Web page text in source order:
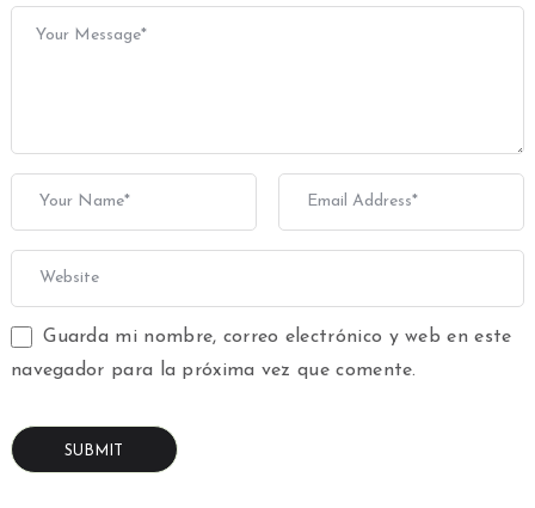
Guarda mi nombre, correo electrónico y web en este
navegador para la próxima vez que comente.